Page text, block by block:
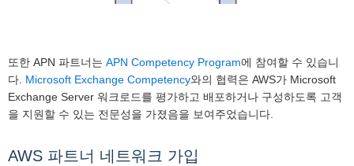
또한 APN 파트너는 APN Competency Program에 참여할 수 있습니
다. Microsoft Exchange Competency와의 협력은 AWS가 Microsoft
Exchange Server 워크로드를 평가하고 배포하거나 구성하도록 고객
을 지원할 수 있는 전문성을 가졌음을 보여주었습니다.
AWS 파트너 네트워크 가입